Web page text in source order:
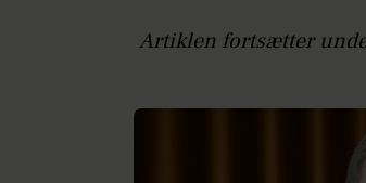
Artiklen fortsætter